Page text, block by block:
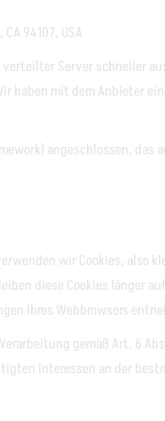
94107, USA
Server schneller
haben mit dem Anbieter
angeschlossen,
wir Cookies, also
diese Cookies länger
Ihres Webbrowsers
gemäß Art. 6
Interessen an der